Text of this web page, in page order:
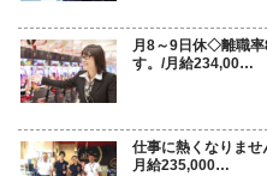
月8～9日休◇離職
す。/月給234,00…
仕事に熱くなりま
月給235,000…